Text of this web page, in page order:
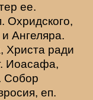
ее.
Охридского,
и Ангеляра.
Христа ради
Иоасафа,
Собор
, еп.